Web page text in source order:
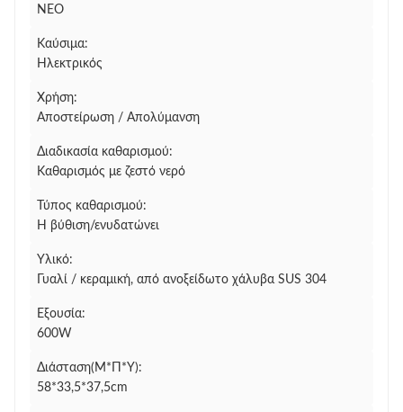
ΝΕΟ
Καύσιμα:
Ηλεκτρικός
Χρήση:
Αποστείρωση / Απολύμανση
Διαδικασία καθαρισμού:
Καθαρισμός με ζεστό νερό
Τύπος καθαρισμού:
Η βύθιση/ενυδατώνει
Υλικό:
Γυαλί / κεραμική, από ανοξείδωτο χάλυβα SUS 304
Εξουσία:
600W
Διάσταση(Μ*Π*Υ):
58*33,5*37,5cm